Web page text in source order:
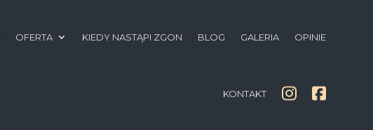
OFERTA KIEDY NASTĄPI ZGON BLOG GALERIA OPINIE
KONTAKT